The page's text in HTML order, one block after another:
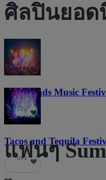
ศิลปินยอ
Lost Lands Music
121
Tacos and Tequila
691
แฟนๆ